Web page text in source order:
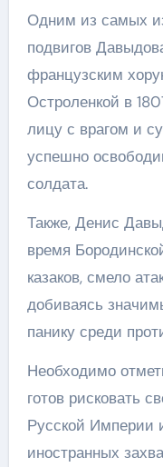
Одним из самых
подвигов
французским
Остроленкой в
лицу с врагом и
успешно
солдата.
Также, Денис
время
казаков, смело
добиваясь
панику среди
Необходимо
готов рисковать
Русской Империи
иностранных